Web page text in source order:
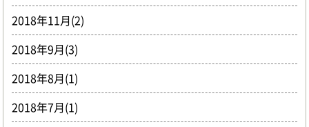
2018年11月(2)
2018年9月(3)
2018年8月(1)
2018年7月(1)